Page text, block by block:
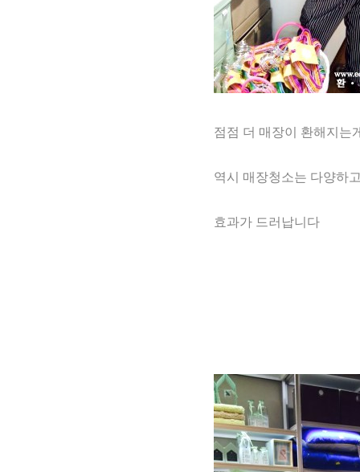
점점 더 매장이 환해지는
역시 매장청소는 다양하
효과가 드러납니다